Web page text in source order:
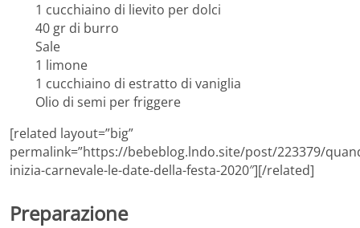
1 cucchiaino di lievito per dolci
40 gr di burro
Sale
1 limone
1 cucchiaino di estratto di vaniglia
Olio di semi per friggere
[related layout=”big”
permalink=”https://bebeblog.lndo.site/post/223379/
inizia-carnevale-le-date-della-festa-2020″][/related]
Preparazione